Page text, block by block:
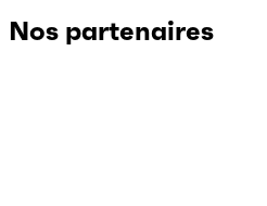
Nos partenaires